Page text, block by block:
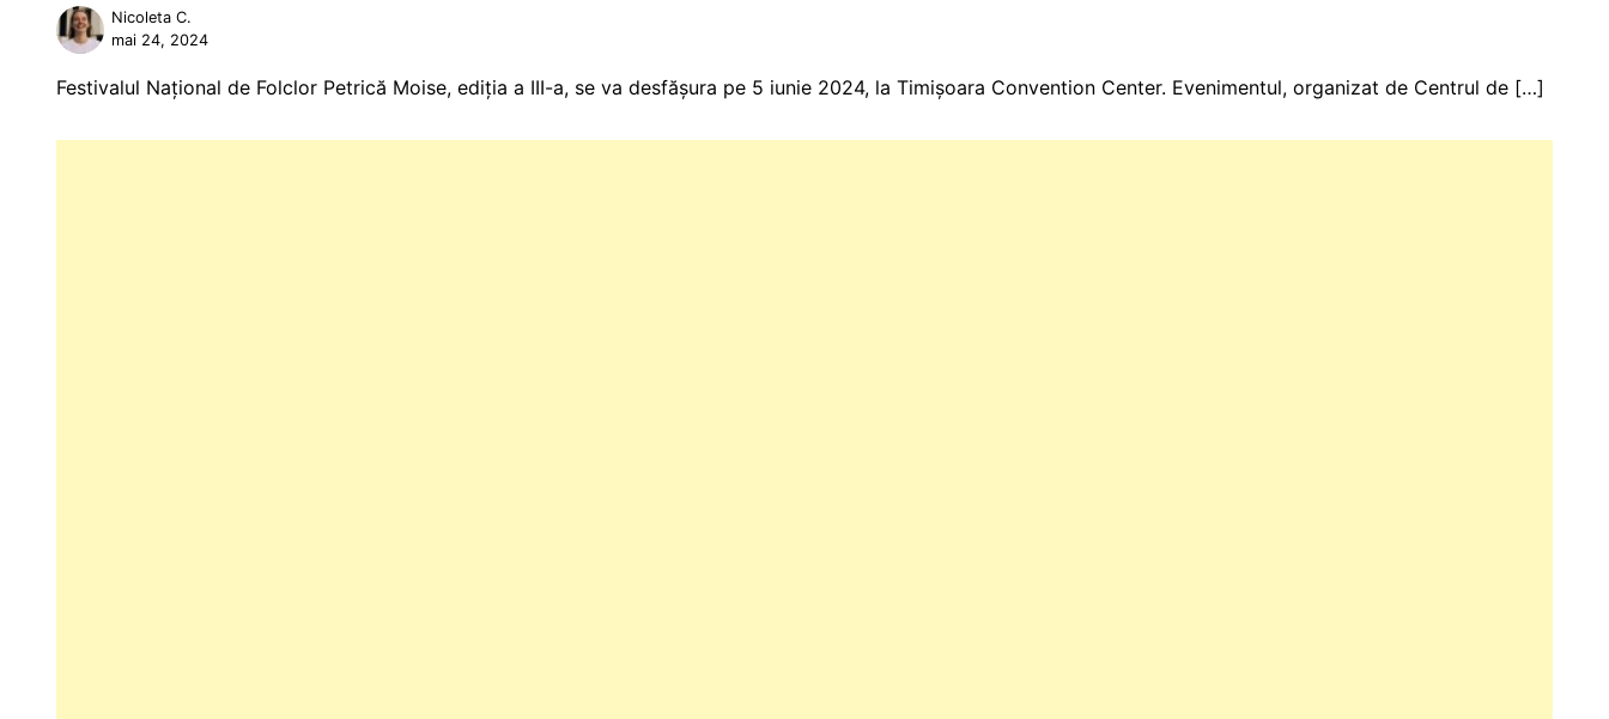
Nicoleta C.
mai 24, 2024
Festivalul Național de Folclor Petrică Moise, ediția a III-a, se va desfășura pe 5 iunie 2024, la Timișoara Convention Center. Evenimentul, organizat de Centrul de […]